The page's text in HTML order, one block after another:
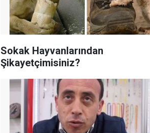
Sokak Hayvanlarından
Şikayetçimisiniz?